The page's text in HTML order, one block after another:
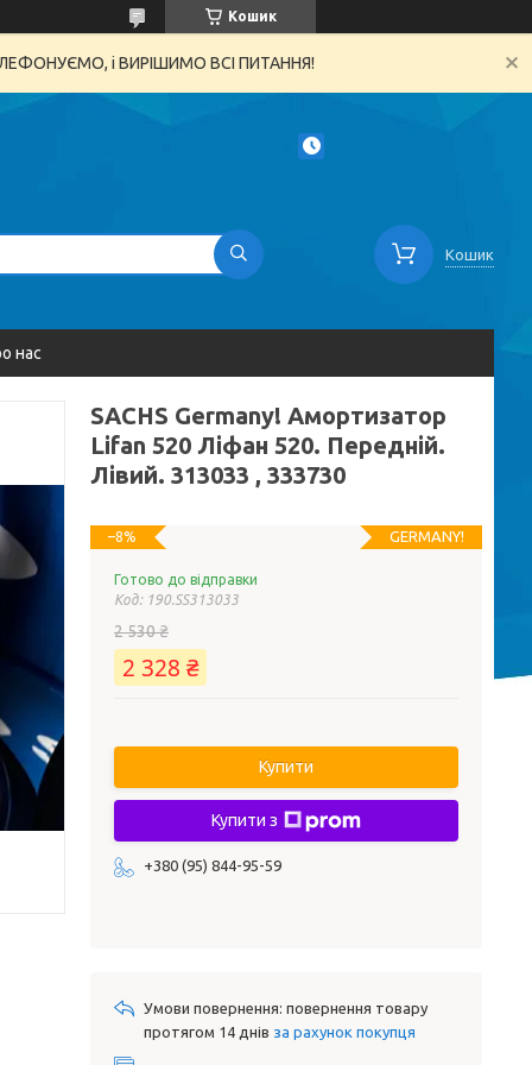
Кошик
і ВИРІШИМО ВСІ ПИТАННЯ!
Кошик
нас
SACHS Germany! Амортизатор
Lifan 520 Ліфан 520. Передній.
Лівий. 313033 , 333730
GERMANY!
–8%
Готово до відправки
Код: 190.SS313033
2 530 ₴
2 328 ₴
Купити
Купити з
+380 (95) 844-95-59
повернення товару
протягом 14 днів за рахунок покупця